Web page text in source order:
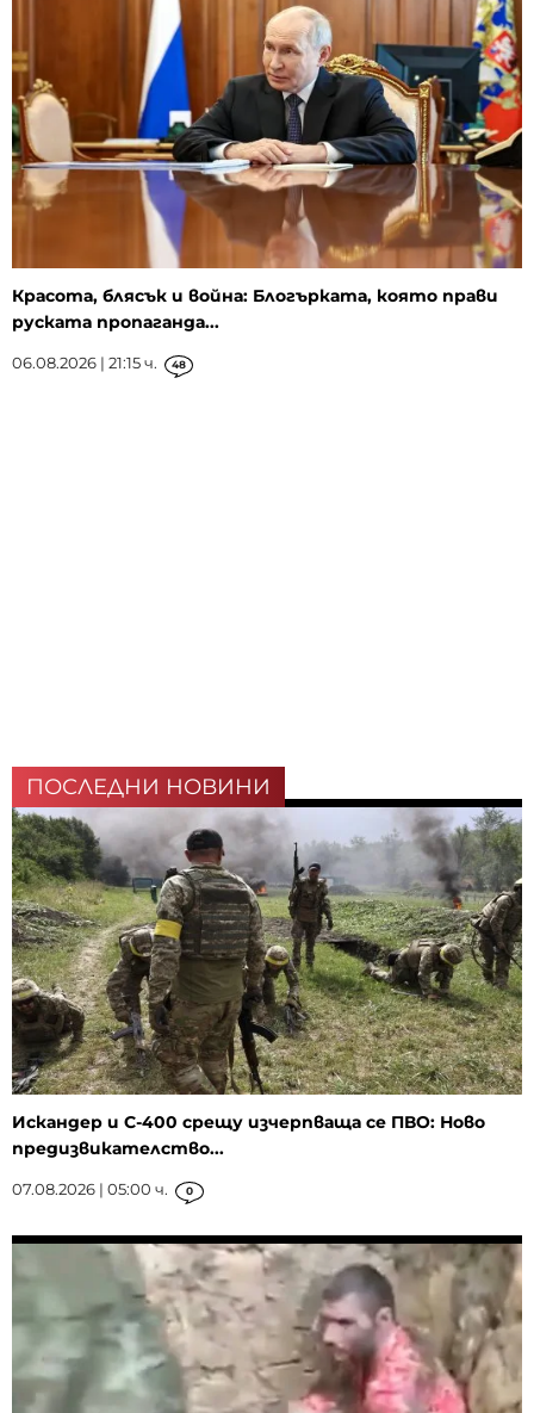
Красота, блясък и война: Блогърката, която прави
руската пропаганда...
06.08.2026 | 21:15 ч. 48
ПОСЛЕДНИ НОВИНИ
Искандер и С-400 срещу изчерпваща се ПВО: Ново
предизвикателство...
07.08.2026 | 05:00 ч. 0